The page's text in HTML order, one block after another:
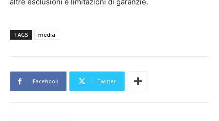
TAGS media
Facebook Twitter